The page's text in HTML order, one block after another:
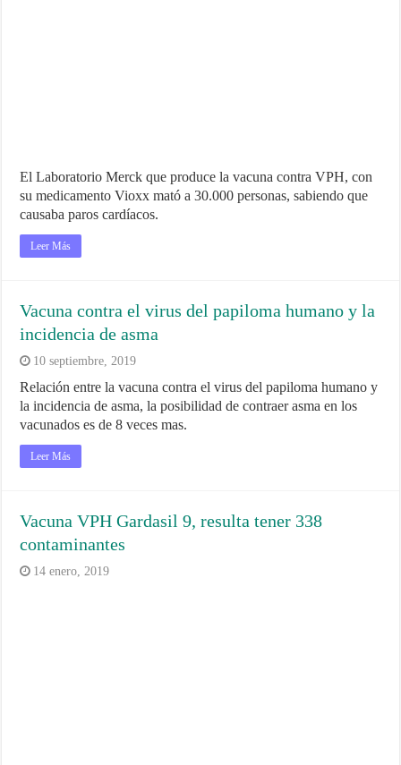
El Laboratorio Merck que produce la vacuna contra VPH, con
su medicamento Vioxx mató a 30.000 personas, sabiendo que
causaba paros cardíacos.
Leer Más
Vacuna contra el virus del papiloma humano y la
incidencia de asma
10 septiembre, 2019
Relación entre la vacuna contra el virus del papiloma humano y
la incidencia de asma, la posibilidad de contraer asma en los
vacunados es de 8 veces mas.
Leer Más
Vacuna VPH Gardasil 9, resulta tener 338
contaminantes
14 enero, 2019